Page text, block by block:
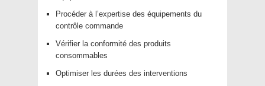
Procéder à l’expertise des équipements du
contrôle commande
Vérifier la conformité des produits
consommables
Optimiser les durées des interventions